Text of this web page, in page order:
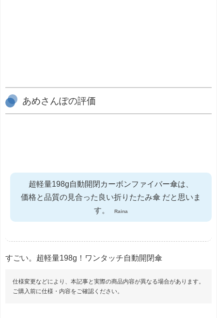
あめさんぽの評価
超軽量198g自動開閉カーボンファイバー傘は、
価格と品質の見合った良い折りたたみ傘 だと思いま
す。
Raina
すごい。超軽量198g！ワンタッチ自動開閉傘
仕様変更などにより、本記事と実際の商品内容が異なる場合があります。
ご購入前に仕様・内容をご確認ください。